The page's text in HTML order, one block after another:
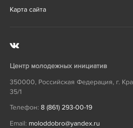
Карта сайта
Центр молодежных инициатив
350000, Российская Федерация, г.
35/1
Телефон: 8 (861) 293-00-19
Email: moloddobro@yandex.ru